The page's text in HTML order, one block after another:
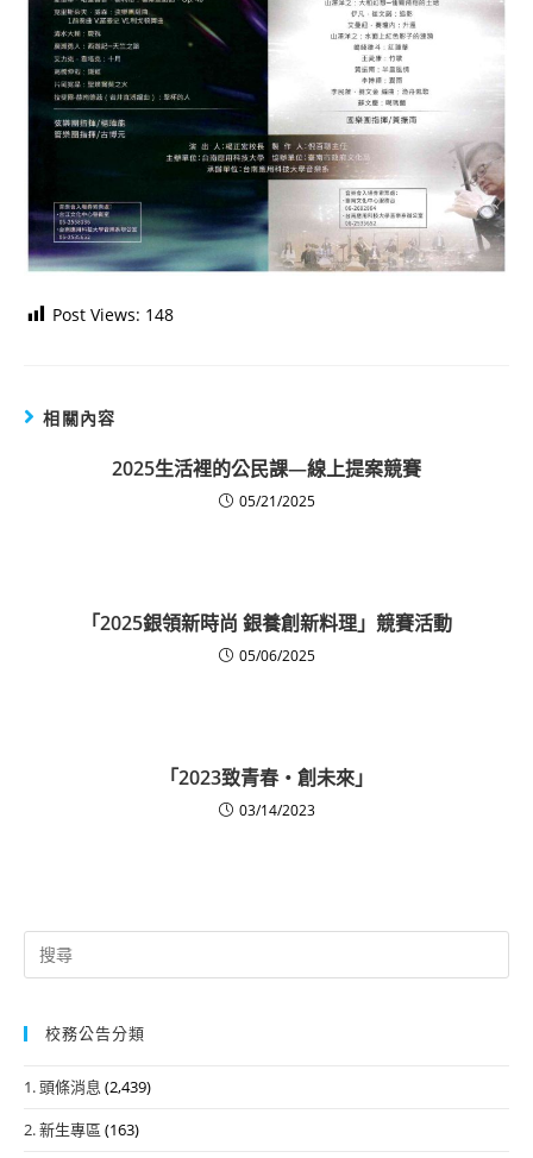
Post Views: 148
相關內容
2025生活裡的公民課—線上提案競賽
05/21/2025
「2025銀領新時尚 銀養創新料理」競賽活動
05/06/2025
「2023致青春‧創未來」
03/14/2023
Search
for:
校務公告分類
1. 頭條消息 (2,439)
2. 新生專區 (163)